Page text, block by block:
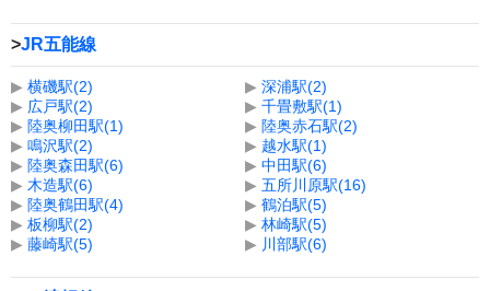
>JR五能線
▶ 横磯駅(2) ▶ 深浦駅(2)
▶ 広戸駅(2) ▶ 千畳敷駅(1)
▶ 陸奥柳田駅(1) ▶ 陸奥赤石駅(2)
▶ 鳴沢駅(2) ▶ 越水駅(1)
▶ 陸奥森田駅(6) ▶ 中田駅(6)
▶ 木造駅(6) ▶ 五所川原駅(16)
▶ 陸奥鶴田駅(4) ▶ 鶴泊駅(5)
▶ 板柳駅(2) ▶ 林崎駅(5)
▶ 藤崎駅(5) ▶ 川部駅(6)